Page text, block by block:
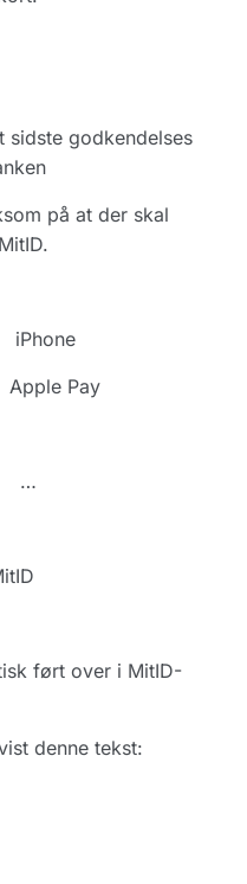
sidste godkendelses
på at der skal
Pay
ført over i MitID-
denne tekst: